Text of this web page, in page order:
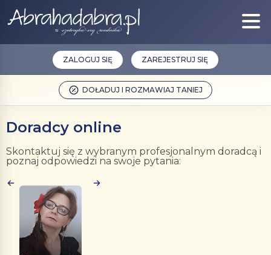
DOŁADUJ I ROZMAWIAJ TANIEJ
ZALOGUJ SIĘ ZAREJESTRUJ SIĘ
Doradcy online
Skontaktuj się z wybranym profesjonalnym doradcą i
poznaj odpowiedzi na swoje pytania: